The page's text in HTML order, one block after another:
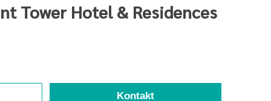
Tower Hotel & Residences
Kontakt